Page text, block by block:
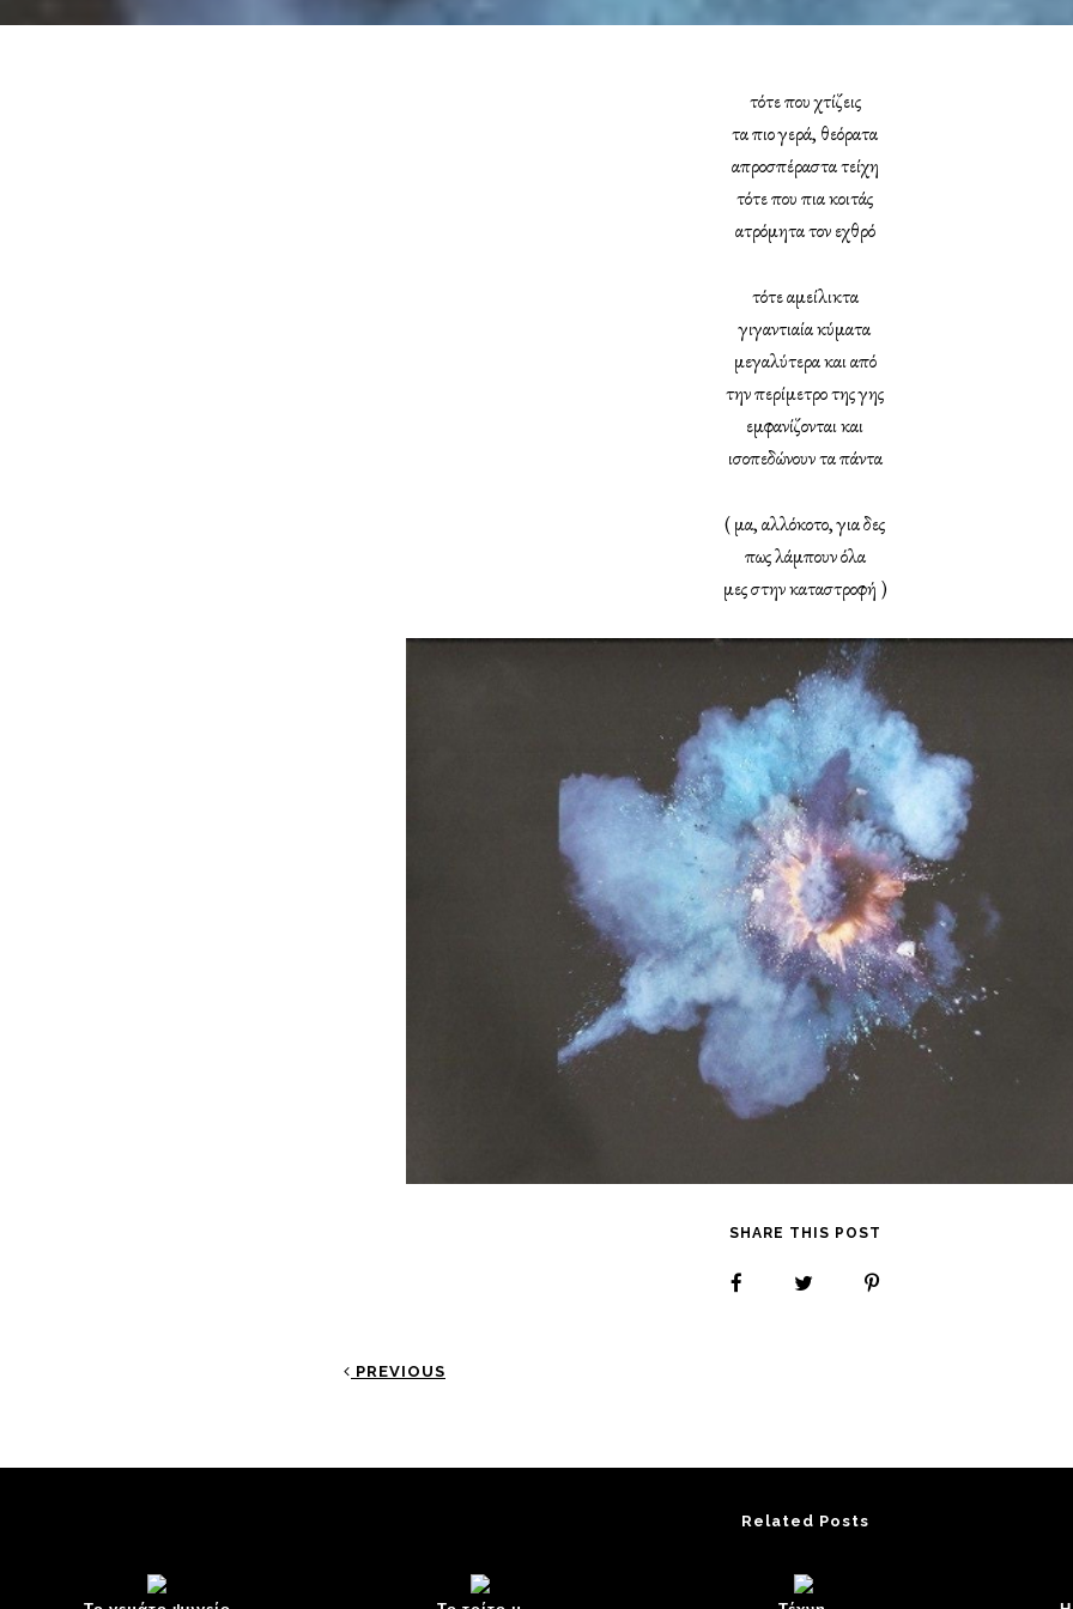
τότε που χτίζεις
τα πιο γερά, θεόρατα
απροσπέραστα τείχη
τότε που πια κοιτάς
ατρόμητα τον εχθρό
τότε αμείλικτα
γιγαντιαία κύματα
μεγαλύτερα και από
την περίμετρο της γης
εμφανίζονται και
ισοπεδώνουν τα πάντα
( μα, αλλόκοτο, για δες
πως λάμπουν όλα
μες στην καταστροφή )
SHARE THIS POST
PREVIOUS
Related Posts